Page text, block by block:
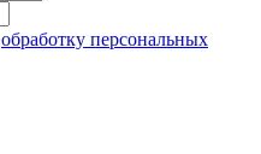
обработку персональных